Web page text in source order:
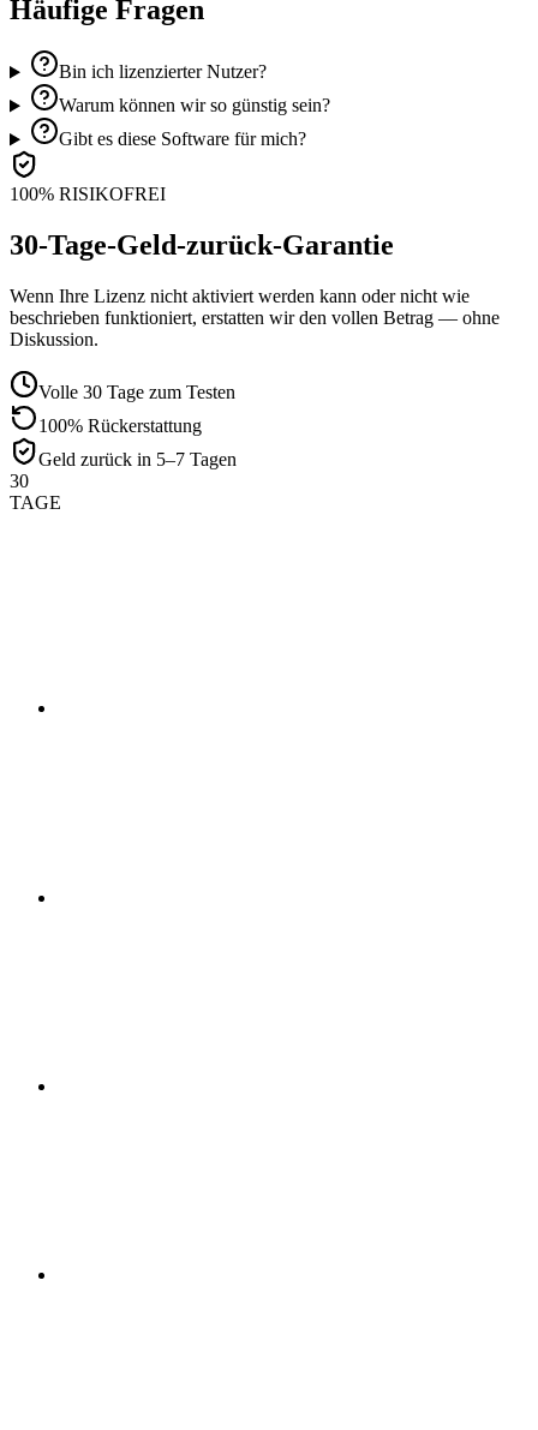
Häufige Fragen
Bin ich lizenzierter Nutzer?
Warum können wir so günstig sein?
Gibt es diese Software für mich?
100% RISIKOFREI
30-Tage-Geld-zurück-Garantie
Wenn Ihre Lizenz nicht aktiviert werden kann oder nicht wie
beschrieben funktioniert, erstatten wir den vollen Betrag — ohne
Diskussion.
Volle 30 Tage zum Testen
100% Rückerstattung
Geld zurück in 5–7 Tagen
30
TAGE